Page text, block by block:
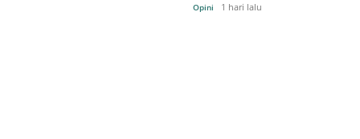
Opini 1 hari lalu